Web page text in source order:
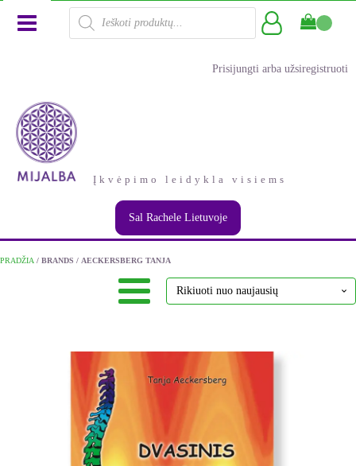
Products
search
Prisijungti arba užsiregistruoti
Įkvėpimo leidykla visiems
Sal Rachele Lietuvoje
PRADŽIA / BRANDS / AECKERSBERG TANJA